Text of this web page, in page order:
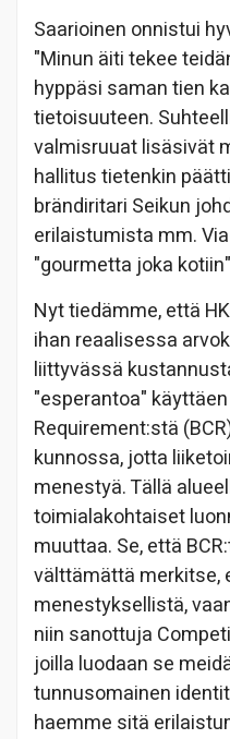
Saarioinen onnistui
"Minun äiti tekee
hyppäsi saman tien
tietoisuuteen.
valmisruuat lisäsivät
hallitus tietenkin
brändiritari Seikun
erilaistumista mm.
"gourmetta joka
Nyt tiedämme, että
ihan reaalisessa
liittyvässä
"esperantoa"
Requirement:stä
kunnossa, jotta
menestyä. Tällä
toimialakohtaiset
muuttaa. Se, että
välttämättä merkitse,
menestyksellistä,
niin sanottuja
joilla luodaan se
tunnusomainen
haemme sitä